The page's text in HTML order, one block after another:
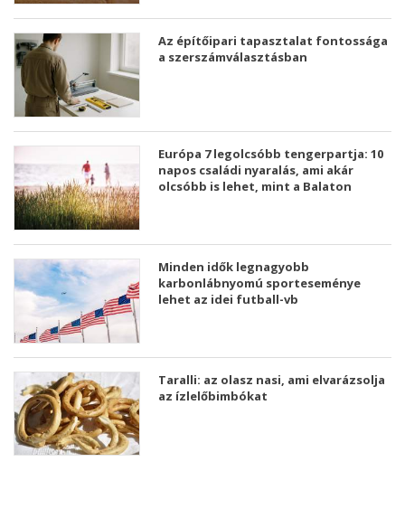
Az építőipari tapasztalat fontossága
a szerszámválasztásban
Európa 7 legolcsóbb tengerpartja: 10
napos családi nyaralás, ami akár
olcsóbb is lehet, mint a Balaton
Minden idők legnagyobb
karbonlábnyomú sporteseménye
lehet az idei futball-vb
Taralli: az olasz nasi, ami elvarázsolja
az ízlelőbimbókat